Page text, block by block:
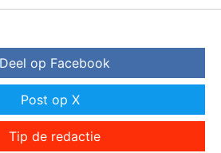
Deel op Facebook
Post op X
Tip de redactie